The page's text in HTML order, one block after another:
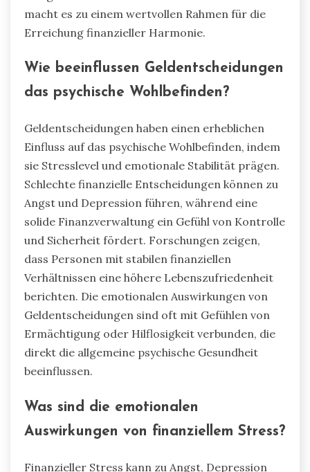
macht es zu einem wertvollen Rahmen für die
Erreichung finanzieller Harmonie.
Wie beeinflussen Geldentscheidungen
das psychische Wohlbefinden?
Geldentscheidungen haben einen erheblichen
Einfluss auf das psychische Wohlbefinden, indem
sie Stresslevel und emotionale Stabilität prägen.
Schlechte finanzielle Entscheidungen können zu
Angst und Depression führen, während eine
solide Finanzverwaltung ein Gefühl von Kontrolle
und Sicherheit fördert. Forschungen zeigen,
dass Personen mit stabilen finanziellen
Verhältnissen eine höhere Lebenszufriedenheit
berichten. Die emotionalen Auswirkungen von
Geldentscheidungen sind oft mit Gefühlen von
Ermächtigung oder Hilflosigkeit verbunden, die
direkt die allgemeine psychische Gesundheit
beeinflussen.
Was sind die emotionalen
Auswirkungen von finanziellem Stress?
Finanzieller Stress kann zu Angst, Depression